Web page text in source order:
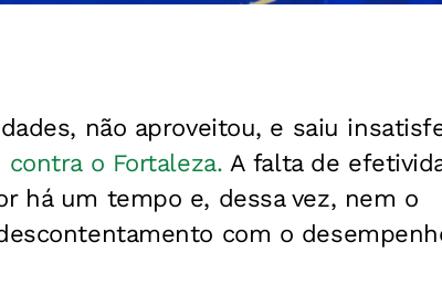
não aproveitou, e saiu
contra o Fortaleza. A falta de
há um tempo e, dessa vez, nem o
com o